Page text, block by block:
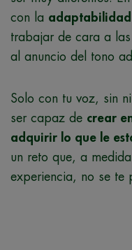
con la adaptabilidad
trabajar de cara a
al anuncio del tono
Solo con tu voz, sin
ser capaz de crear
adquirir lo que le
un reto que, a
experiencia, no se te